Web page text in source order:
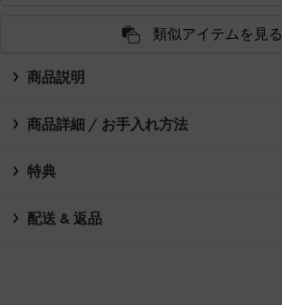
類似アイテムを見る
商品説明
商品詳細 / お手入れ方法
特典
配送 & 返品